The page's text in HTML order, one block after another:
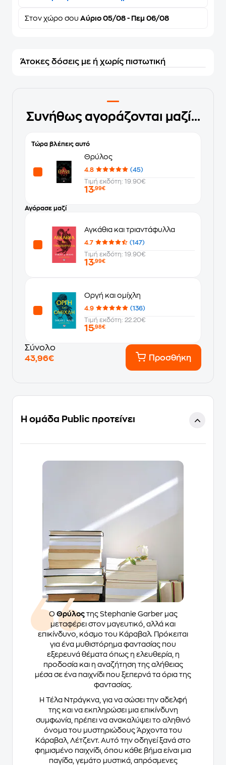
Στον χώρο σου Αύριο 05/08 - Πεμ 06/08
Άτοκες δόσεις με ή χωρίς πιστωτική
Συνήθως αγοράζονται μαζί...
Τώρα βλέπεις αυτό
Θρύλος
4.8
(45)
Τιμή εκδότη: 19.90€
13,99€
Αγόρασε μαζί
Αγκάθια και τριαντάφυλλα
4.7
(147)
Τιμή εκδότη: 19.90€
13,99€
Οργή και ομίχλη
4.9
(136)
Τιμή εκδότη: 22.20€
15,98€
Σύνολο
43,96€
Προσθήκη
Η ομάδα Public προτείνει
Ο Θρύλοςτης Stephanie Garber μας
μεταφέρει στον μαγευτικό, αλλά και
επικίνδυνο, κόσμο του Κάραβαλ. Πρόκειται
για ένα μυθιστόρημα φαντασίας που
εξερευνά θέματα όπως η ελευθερία, η
προδοσία και η αναζήτηση της αλήθειας
μέσα σε ένα παιχνίδι που ξεπερνά τα όρια της
φαντασίας.
Η Τέλα Ντράγκνα, για να σώσει την αδελφή
της και να εκπληρώσει μια επικίνδυνη
συμφωνία, πρέπει να ανακαλύψει το αληθινό
όνομα του μυστηριώδους Άρχοντα του
Κάραβαλ, Λέτζεντ. Αυτό την οδηγεί ξανά στο
φημισμένο παιχνίδι, όπου κάθε βήμα είναι μια
παγίδα, γεμάτο μυστικά, απρόσμενες